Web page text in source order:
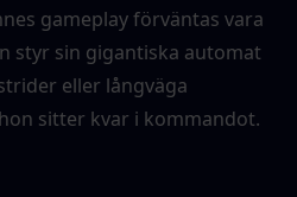
gameplay förväntas vara
styr sin gigantiska automat
eller långväga
sitter kvar i kommandot.